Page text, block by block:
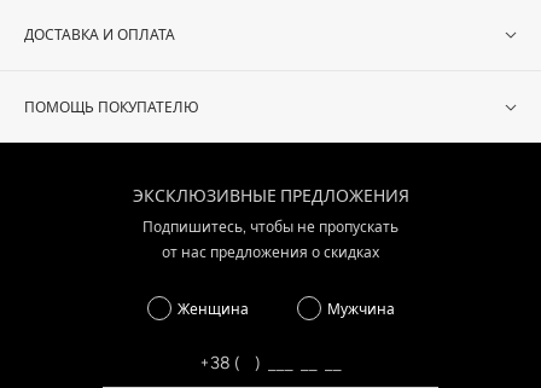
ДОСТАВКА И ОПЛАТА
ПОМОЩЬ ПОКУПАТЕЛЮ
ЭКСКЛЮЗИВНЫЕ ПРЕДЛОЖЕНИЯ
Подпишитесь, чтобы не пропускать
от нас предложения о скидках
Женщина Мужчина